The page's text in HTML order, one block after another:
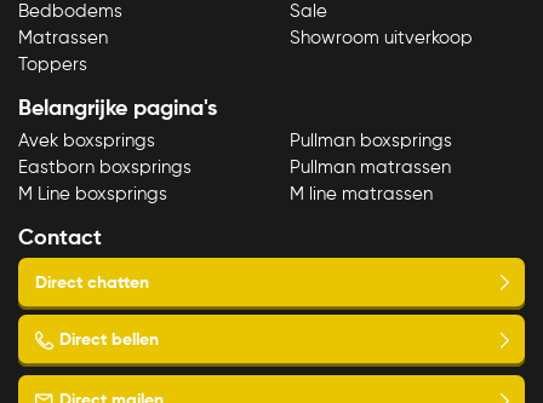
Bedbodems
Matrassen
Toppers
Sale
Showroom uitverkoop
Belangrijke pagina's
Avek boxsprings
Eastborn boxsprings
M Line boxsprings
Pullman boxsprings
Pullman matrassen
M line matrassen
Contact